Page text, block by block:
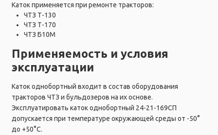
Каток применяется при ремонте тракторов:
ЧТЗ Т-130
ЧТЗ Т-170
ЧТЗ Б10М
Применяемость и условия
эксплуатации
Каток однобортный входит в состав оборудования
тракторов ЧТЗ и бульдозеров на их основе.
Эксплуатировать каток однобортный 24-21-169СП
допускается при температуре окружающей среды от -50°
до +50°C.